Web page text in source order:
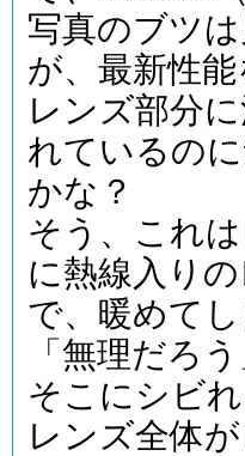
写真のブツ
が、最新性
レンズ部分
れているの
かな？
そう、これ
に熱線入り
で、暖めて
「無理だろ
そこにシビれ
レンズ全体